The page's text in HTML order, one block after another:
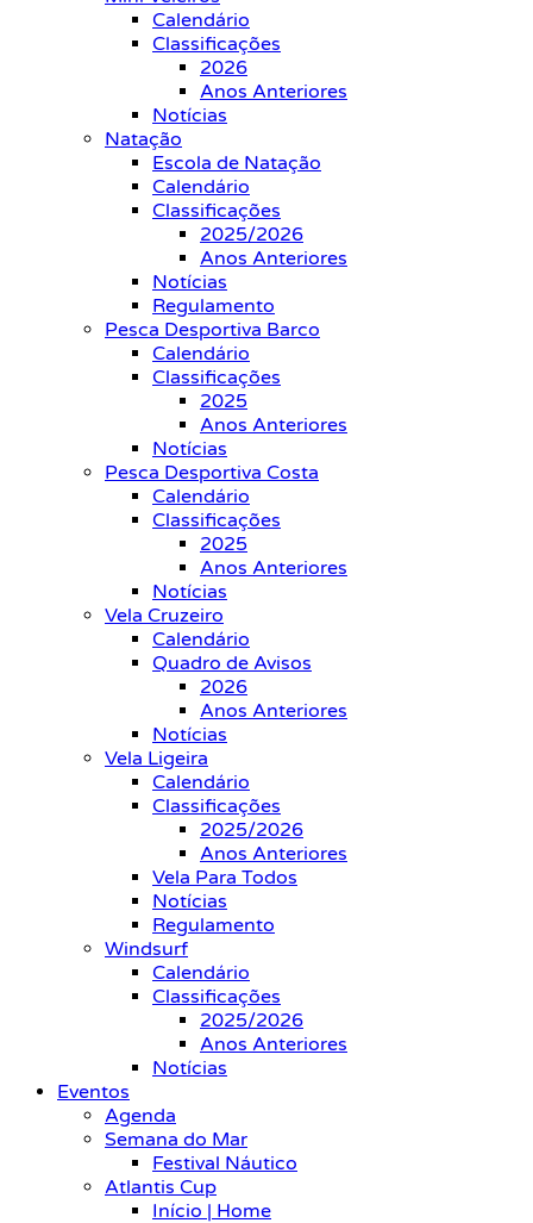
Calendário
Classificações
2026
Anos Anteriores
Notícias
Natação
Escola de Natação
Calendário
Classificações
2025/2026
Anos Anteriores
Notícias
Regulamento
Pesca Desportiva Barco
Calendário
Classificações
2025
Anos Anteriores
Notícias
Pesca Desportiva Costa
Calendário
Classificações
2025
Anos Anteriores
Notícias
Vela Cruzeiro
Calendário
Quadro de Avisos
2026
Anos Anteriores
Notícias
Vela Ligeira
Calendário
Classificações
2025/2026
Anos Anteriores
Vela Para Todos
Notícias
Regulamento
Windsurf
Calendário
Classificações
2025/2026
Anos Anteriores
Notícias
Eventos
Agenda
Semana do Mar
Festival Náutico
Atlantis Cup
Início | Home